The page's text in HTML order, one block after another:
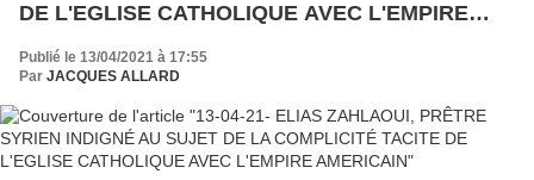
DE L'EGLISE CATHOLIQUE AVEC L'EMPIRE
AMERICAIN
Publié le 13/04/2021 à 17:55
Par JACQUES ALLARD